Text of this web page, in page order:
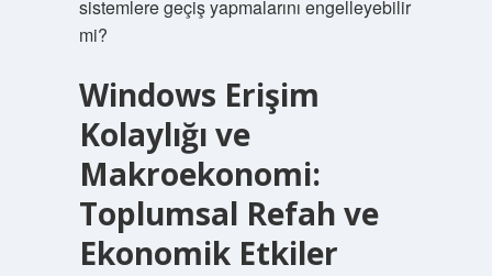
sistemlere geçiş yapmalarını engelleyebilir
mi?
Windows Erişim
Kolaylığı ve
Makroekonomi:
Toplumsal Refah ve
Ekonomik Etkiler